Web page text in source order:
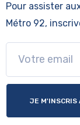
Pour assister
Métro 92,
JE M'INSCRIS